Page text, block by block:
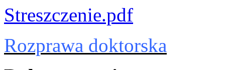
Streszczenie.pdf
Rozprawa doktorska